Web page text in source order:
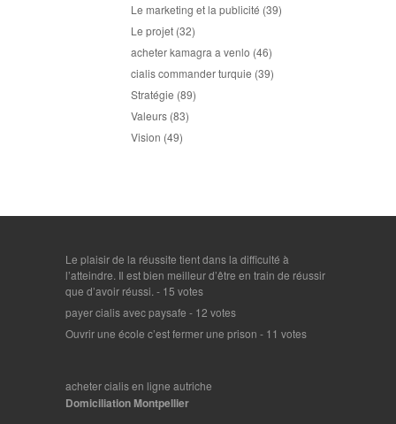
Le marketing et la publicité (39)
Le projet (32)
acheter kamagra a venlo (46)
cialis commander turquie (39)
Stratégie (89)
Valeurs (83)
Vision (49)
Le plaisir de la réussite tient dans la difficulté à
l’atteindre. Il est bien meilleur d’être en train de réussir
que d’avoir réussi. - 15 votes
payer cialis avec paysafe - 12 votes
Ouvrir une école c’est fermer une prison - 11 votes
acheter cialis en ligne autriche
Domiciliation Montpellier